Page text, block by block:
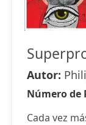
Autor:
Número de
Cada vez